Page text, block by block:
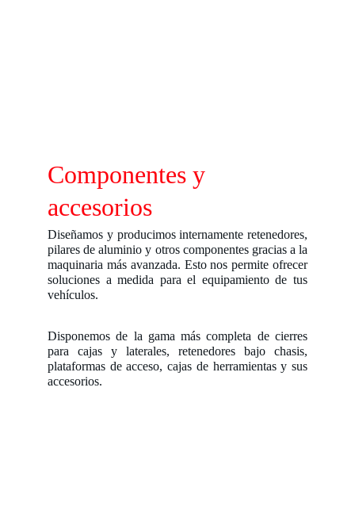
Componentes y
accesorios
Diseñamos y producimos internamente retenedores,
pilares de aluminio y otros componentes gracias a la
maquinaria más avanzada. Esto nos permite ofrecer
soluciones a medida para el equipamiento de tus
vehículos.
Disponemos de la gama más completa de cierres
para cajas y laterales, retenedores bajo chasis,
plataformas de acceso, cajas de herramientas y sus
accesorios.